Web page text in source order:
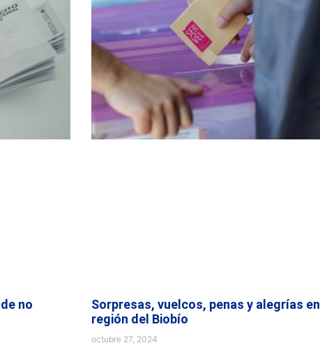
no
Sorpresas, vuelcos, penas y alegrías en
región del Biobío
octubre 27, 2024